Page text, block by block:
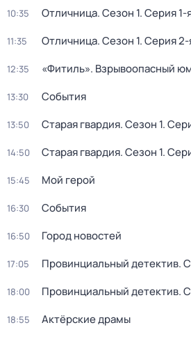
10:35 Отличница. Сезон 1. Серия 1-
11:35 Отличница. Сезон 1. Серия 2-
12:35 «Фитиль». Взрывоопасный
13:30 События
13:50 Старая гвардия. Сезон 1.
14:50 Старая гвардия. Сезон 1.
15:45 Мой герой
16:30 События
16:50 Город новостей
17:05 Провинциальный детектив.
18:00 Провинциальный детектив.
18:55 Актёрские драмы